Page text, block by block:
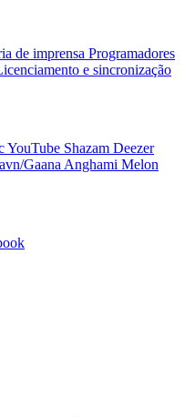
de imprensa Programadores
e sincronização
YouTube Shazam Deezer
Gaana Anghami Melon